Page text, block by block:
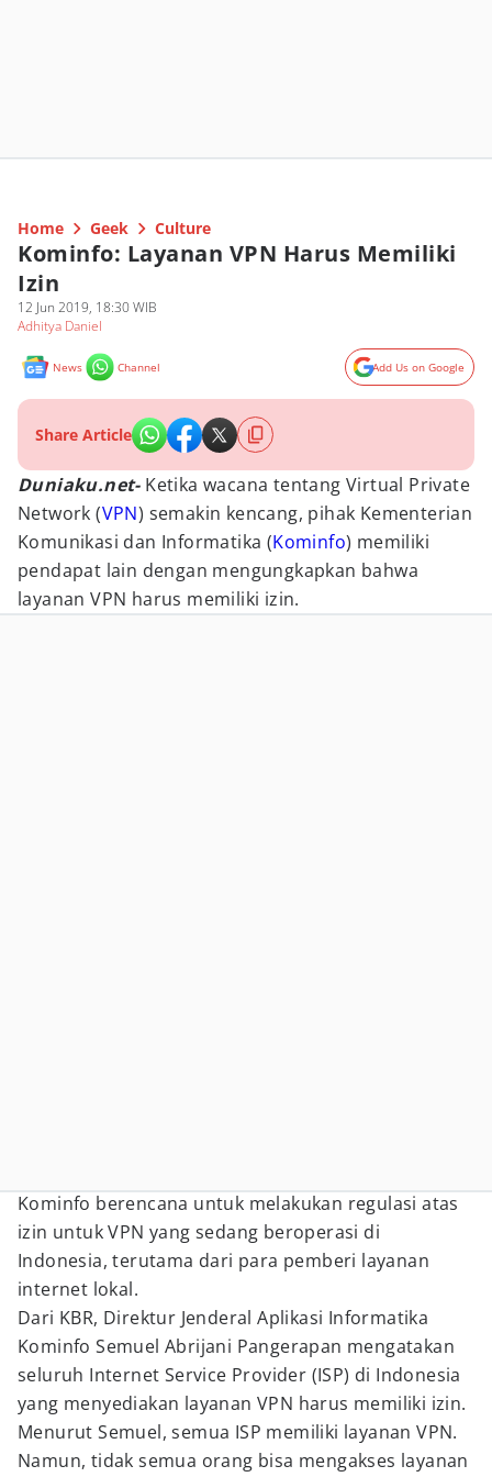
Home Geek Culture
Kominfo: Layanan VPN Harus Memiliki
Izin
12 Jun 2019, 18:30 WIB
Adhitya Daniel
News Channel Add Us on Google
Share Article
Duniaku.net- Ketika wacana tentang Virtual Private
Network (VPN) semakin kencang, pihak Kementerian
Komunikasi dan Informatika (Kominfo) memiliki
pendapat lain dengan mengungkapkan bahwa
layanan VPN harus memiliki izin.
Kominfo berencana untuk melakukan regulasi atas
izin untuk VPN yang sedang beroperasi di
Indonesia, terutama dari para pemberi layanan
internet lokal.
Dari KBR, Direktur Jenderal Aplikasi Informatika
Kominfo Semuel Abrijani Pangerapan mengatakan
seluruh Internet Service Provider (ISP) di Indonesia
yang menyediakan layanan VPN harus memiliki izin.
Menurut Semuel, semua ISP memiliki layanan VPN.
Namun, tidak semua orang bisa mengakses layanan